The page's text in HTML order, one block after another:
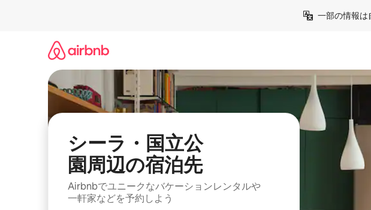
一部の情報は
シーラ・国立公
園⁠周⁠辺⁠の宿⁠泊⁠先
Airbnbでユニークなバ⁠ケ⁠ー⁠シ⁠ョ⁠ンレ⁠ン⁠タ⁠ルや
一⁠軒⁠家な⁠ど⁠を予⁠約⁠し⁠よ⁠う